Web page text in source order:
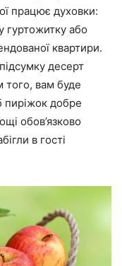
працює духовки:
гуртожитку або
квартири.
десерт
того, вам буде
пиріжок добре
обов’язково
в гості